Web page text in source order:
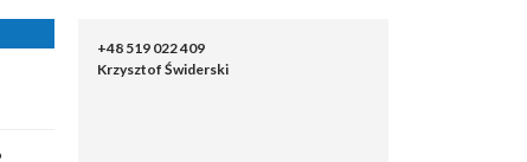
+48 519 022 409
Krzysztof Świderski